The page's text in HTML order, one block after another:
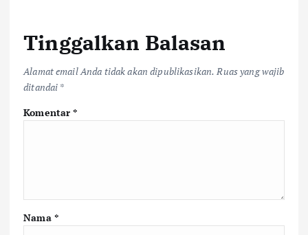
Tinggalkan Balasan
Alamat email Anda tidak akan dipublikasikan. Ruas yang wajib
ditandai *
Komentar*
Nama *